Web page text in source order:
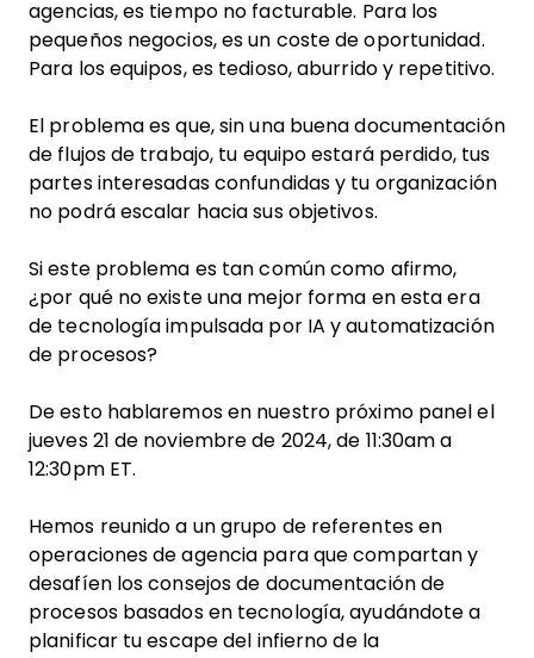
agencias, es tiempo no facturable. Para los
pequeños negocios, es un coste de oportunidad.
Para los equipos, es tedioso, aburrido y repetitivo.
El problema es que, sin una buenadocumentación
de flujos de trabajo, tu equipo estará perdido, tus
partes interesadas confundidas y tu organización
no podrá escalar hacia sus objetivos.
Si este problema es tan común como afirmo,
¿por qué no existe una mejor forma en esta era
de tecnología impulsada por IA y automatización
de procesos?
De esto hablaremos en nuestro próximo panel el
jueves 21 de noviembre de 2024, de 11:30am a
12:30pm ET.
Hemos reunido a un grupo de referentes en
operaciones de agencia para que compartan y
desafíen los consejos de documentación de
procesos basados en tecnología, ayudándote a
planificar tu escape del infierno de la